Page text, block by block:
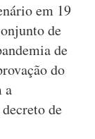
em 19
de
de
do
a
de